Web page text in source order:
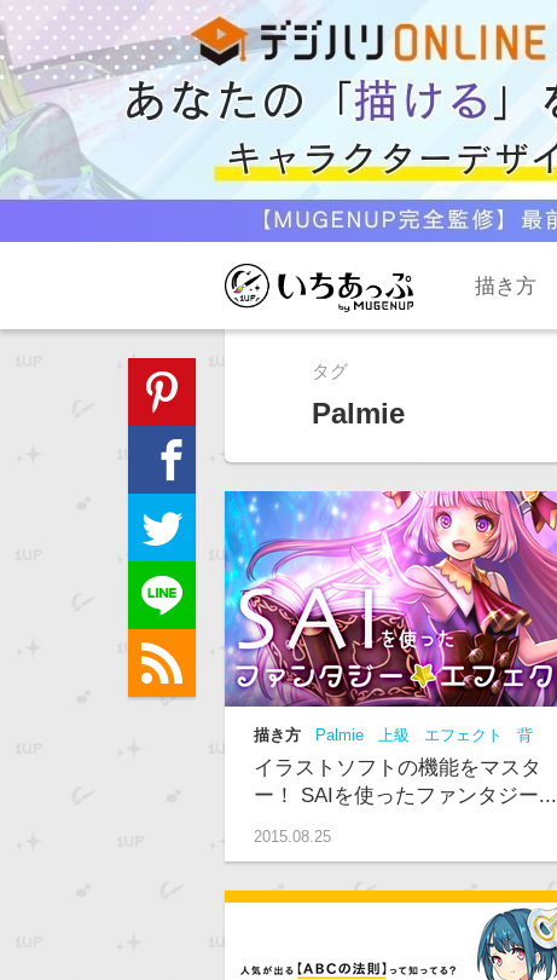
描き方
タグ
Palmie
描き方 Palmie 上級 エフェクト
背
景
動画
イラストソフトの機能をマスタ
ー！ SAIを使ったファンタジー...
2015.08.25